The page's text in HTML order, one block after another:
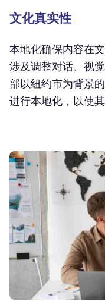
文化真实性
本地化确保内容在
涉及调整对话、视
部以纽约市为背景
进行本地化，以使